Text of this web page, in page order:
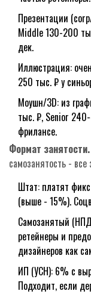
Презентации
Middle 130-200
дек.
Иллюстрация:
250 тыс. ₽ у
Моушн/3D: из
тыс. ₽, Senior
фрилансе.
Формат занятости.
самозанятость -
Штат: платят
(выше - 15%).
Самозанятый
ретейнеры и
дизайнеров как
ИП (УСН): 6% с
Подходит, если